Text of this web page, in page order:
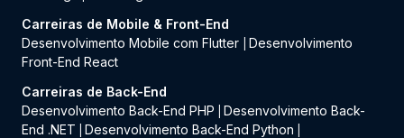
Carreiras de Mobile & Front-End
Desenvolvimento Mobile com Flutter
Desenvolvimento
Front-End React
Carreiras de Back-End
Desenvolvimento Back-End PHP
Desenvolvimento Back-
End .NET
Desenvolvimento Back-End Python